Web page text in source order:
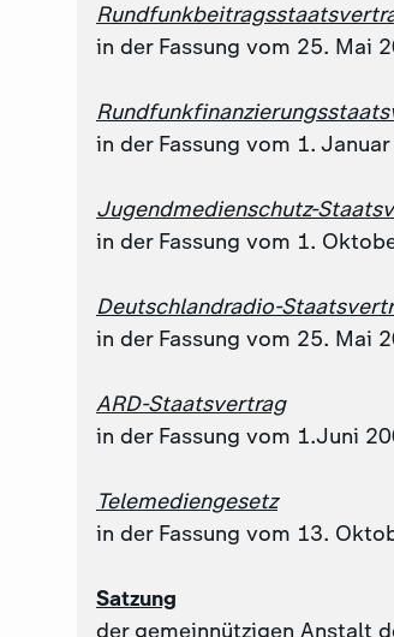
in der Fassung vom 25. Mai
in der Fassung vom 1.
Jugendmedienschutz-
in der Fassung vom 1.
Deutschlandradio-
in der Fassung vom 25. Mai
ARD-Staatsvertrag
in der Fassung vom 1.Juni
Telemediengesetz
in der Fassung vom 13.
Satzung
der gemeinnützigen Anstalt